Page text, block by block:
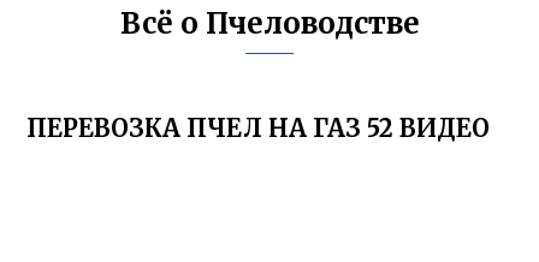
Всё о Пчеловодстве
ПЕРЕВОЗКА ПЧЕЛ НА ГАЗ 52 ВИДЕО